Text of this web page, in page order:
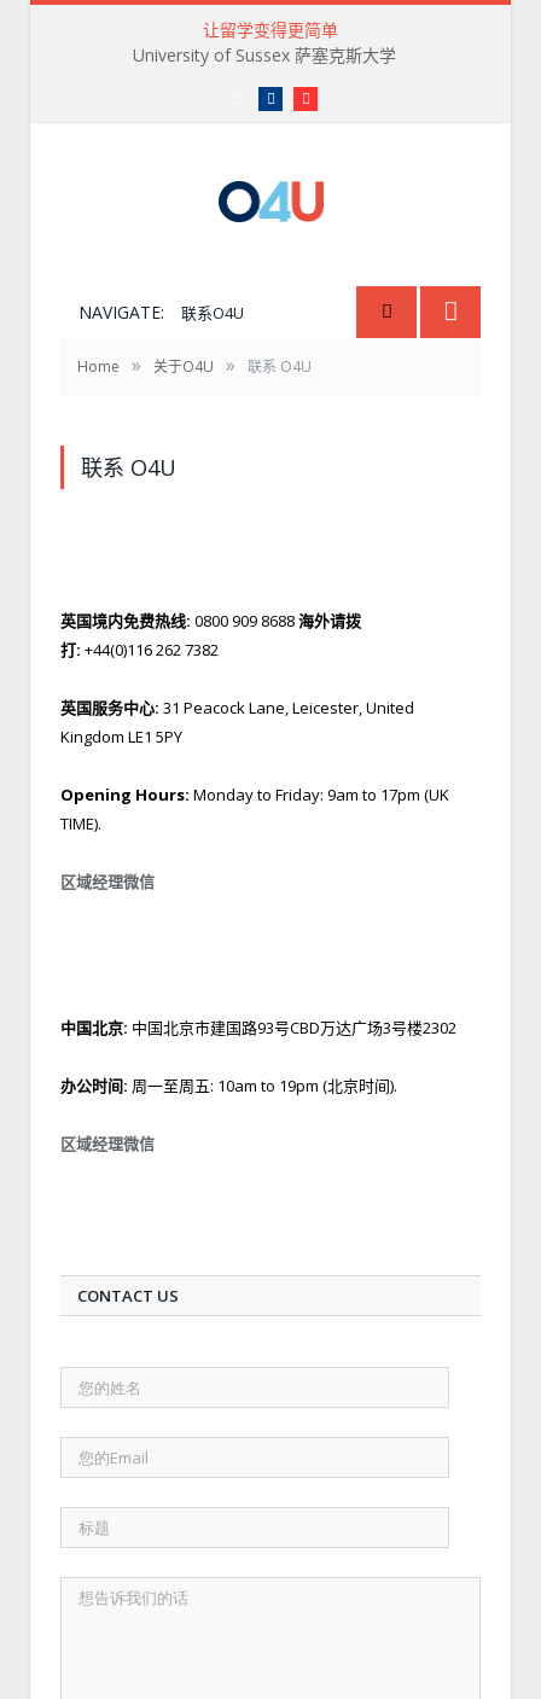
让留学变得更简单
University of Sussex 萨塞克斯大学
信
号
O4U
FacebookYoutube
NAVIGATE: 联系O4U
Home » 关于O4U » 联系 O4U
联系 O4U
英国境内免费热线: 0800 909 8688海外请拨
打: +44(0)116 262 7382
英国服务中心: 31 Peacock Lane, Leicester, United
Kingdom LE1 5PY
Opening Hours: Monday to Friday: 9am to 17pm (UK
TIME).
区域经理微信
中国北京: 中国北京市建国路93号CBD万达广场3号楼2302
办公时间: 周一至周五: 10am to 19pm (北京时间).
区域经理微信
CONTACT US